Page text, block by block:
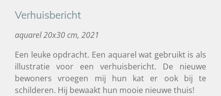
Verhuisbericht
aquarel 20x30 cm, 2021
Een leuke opdracht. Een aquarel wat gebruikt is als
illustratie voor een verhuisbericht. De nieuwe
bewoners vroegen mij hun kat er ook bij te
schilderen. Hij bewaakt hun mooie nieuwe thuis!